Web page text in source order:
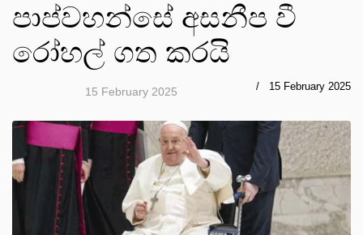
පාප්වහන්සේ අසනීප වී
රෝහල් ගත කරයි
15 February 2025 15 February 2025